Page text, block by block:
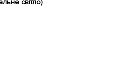
світло)